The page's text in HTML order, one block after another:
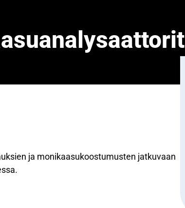
ja monikaasukoostumusten jatkuvaan